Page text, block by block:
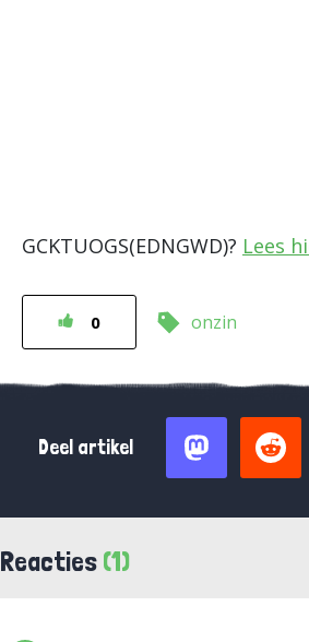
GCKTUOGS(EDNGWD)? Lees
0 onzin
Deel artikel
Reacties (1)